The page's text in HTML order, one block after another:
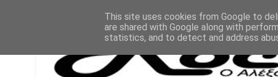
This site uses cookies from Google to
are shared with Google along with
statistics, and to detect and address